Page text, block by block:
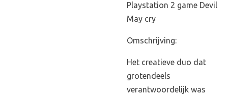
Playstation 2 game Devil
May cry
Omschrijving:
Het creatieve duo dat
grotendeels
verantwoordelijk was